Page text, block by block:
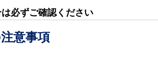
必ずご確認ください
意事項